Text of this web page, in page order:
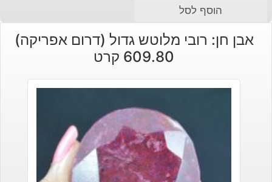
הוסף לסל
אבן חן: רובי מלוטש גדול (דרום אפריקה)
609.80 קרט